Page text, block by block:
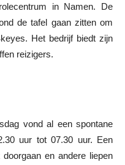
in Namen. De
de tafel gaan zitten om
Het bedrijf biedt zijn
reizigers.
vond al een spontane
uur tot 07.30 uur. Een
en andere liepen